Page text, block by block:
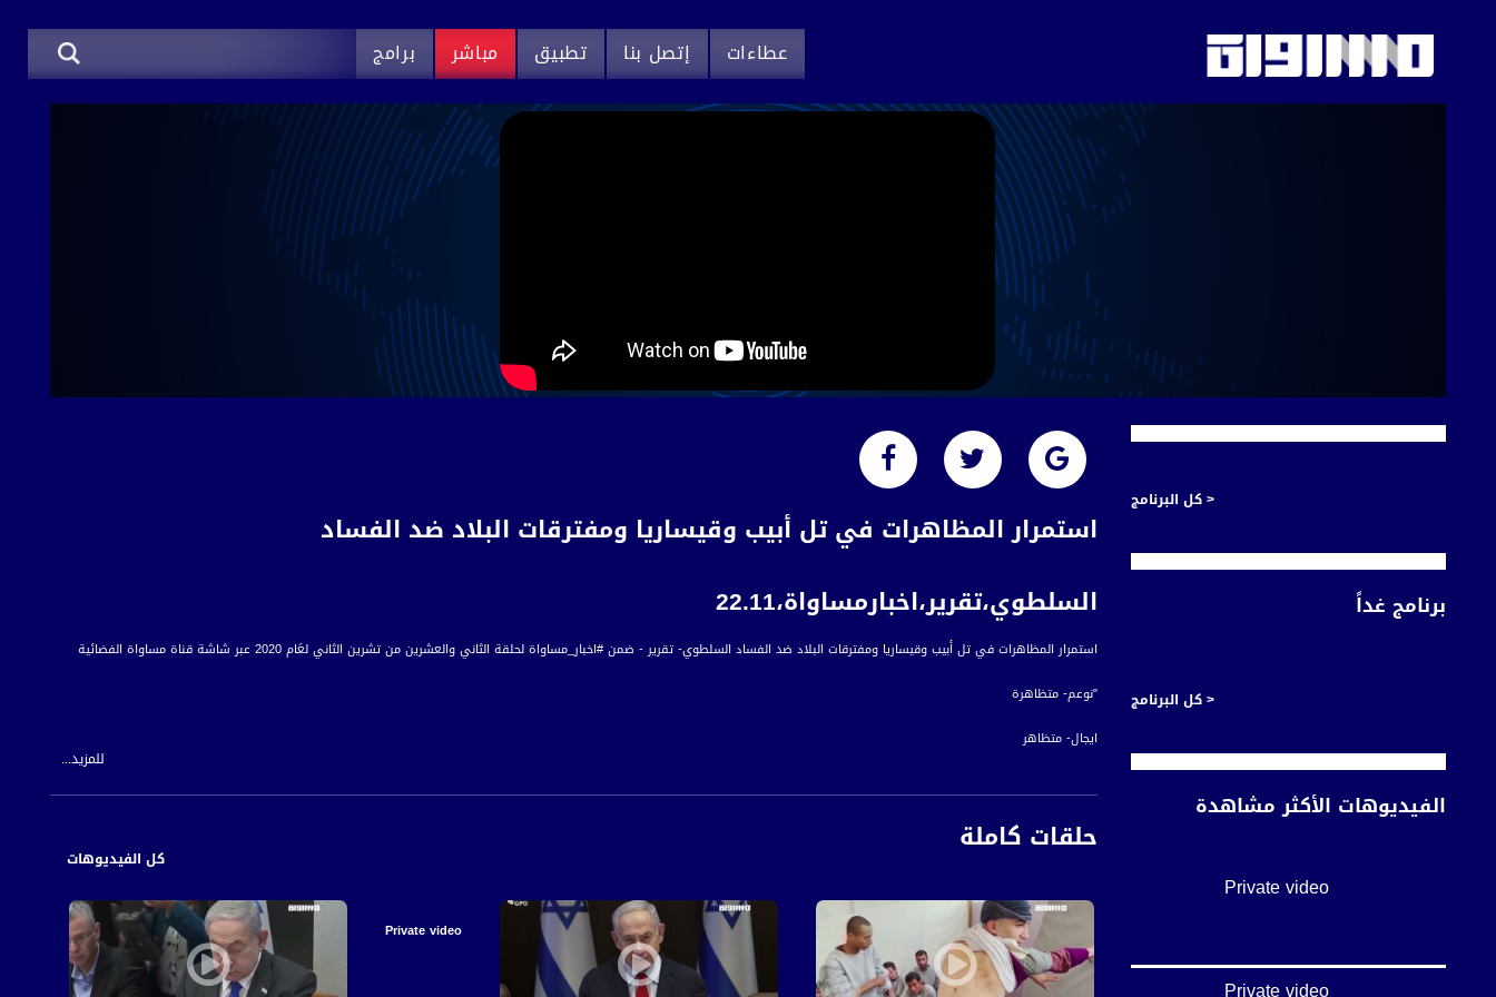
عطاءات إتصل بنا تطبيق مباشر برامج
استمرار المظاهرات في تل أبيب وقيساريا ومفترقات البلاد ضد الفساد
السلطوي،تقرير،اخبارمساواة،22.11
استمرار المظاهرات في تل أبيب وقيساريا ومفترقات البلاد ضد الفساد السلطوي- تقرير - ضمن #اخبار_مساواة لحلقة الثاني والعشرين من تشرين الثاني لعَام 2020 عبر شاشة قناة مساواة الفضائية
"نوعم- متظاهرة
ايجال- متظاهر
أخبار مساواة هي نشرة إخبارية يومية على مدار الساعة لأبرز القضايا الاجتماعية، الاقتصادية، الثقافية والسياسية للمواطن العربي الفلسطيني في الداخل.
قناة مساواة الفضائية، صوت فلسطينيي الداخل - لاول مرة منذ ٧٠ عام
قناة مساواة الفضائية تبث عبر الحيّز الفضائي الفلسطيني PalSat وعلى مدار القمر NileSat من خلال التردد التالي :
Downlink frequency - الترد :
للمزيد...
حلقات كاملة كل الفيديوهات
Private video
< كل البرنامج
برنامج غداً
< كل البرنامج
الفيديوهات الأكثر مشاهدة
Private video